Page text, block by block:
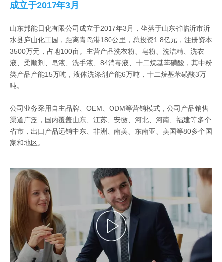
成立于2017年3月
山东邦能日化有限公司成立于2017年3月，坐落于山东省临沂市沂
水县庐山化工园，距离青岛港180公里，总投资1.8亿元，注册资本
3500万元，占地100亩。主营产品洗衣粉、皂粉、洗洁精、洗衣
液、柔顺剂、皂液、洗手液、84消毒液、十二烷基苯磺酸，其中粉
类产品产能15万吨，液体洗涤剂产能6万吨，十二烷基苯磺酸3万
吨。
公司业务采用自主品牌、OEM、ODM等营销模式，公司产品销售
渠道广泛，国内覆盖山东、江苏、安徽、河北、河南、福建等多个
省市，出口产品远销中东、非洲、南美、东南亚、美国等80多个国
家和地区。